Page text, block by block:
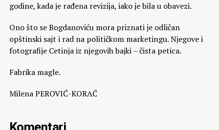
godine, kada je rađena revizija, iako je bila u obavezi.
Ono što se Bogdanoviću mora priznati je odličan
opštinski sajt i rad na političkom marketingu. Njegove i
fotografije Cetinja iz njegovih bajki – čista petica.
Fabrika magle.
Milena PEROVIĆ-KORAĆ
Komentari